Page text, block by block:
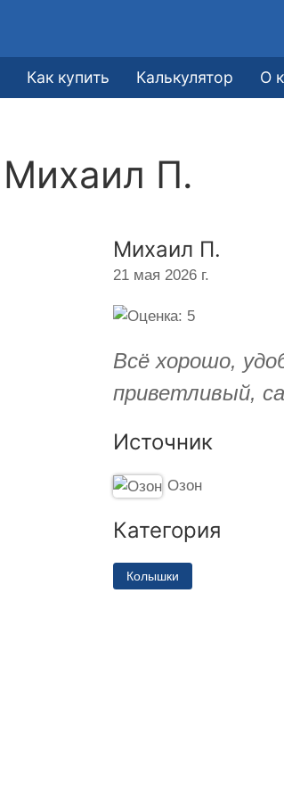
Как купить Калькулятор О
Михаил П.
Михаил П.
21 мая 2026 г.
Всё хорошо,
приветливый,
Источник
Озон
Категория
Колышки